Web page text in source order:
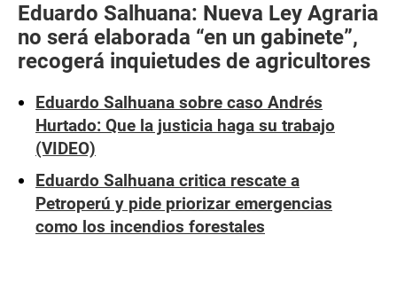
Eduardo Salhuana: Nueva Ley Agraria
no será elaborada “en un gabinete”,
recogerá inquietudes de agricultores
Eduardo Salhuana sobre caso Andrés
Hurtado: Que la justicia haga su trabajo
(VIDEO)
Eduardo Salhuana critica rescate a
Petroperú y pide priorizar emergencias
como los incendios forestales